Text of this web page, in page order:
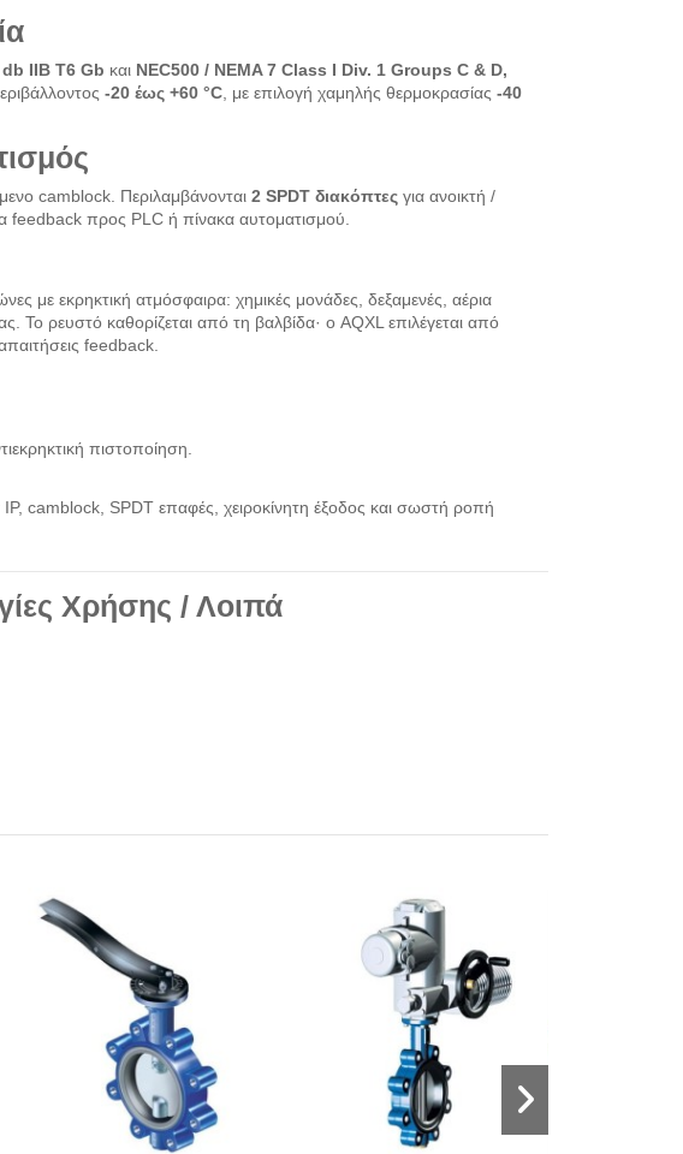
db IIB T6 Gb και NEC500 / NEMA 7 Class I Div. 1 Groups C & D,
-20 έως +60 °C, με επιλογή χαμηλής θερμοκρασίας -40
camblock. Περιλαμβάνονται 2 SPDT διακόπτεςγια ανοικτή /
feedback προς PLC ή πίνακα αυτοματισμού.
με εκρηκτική ατμόσφαιρα: χημικές μονάδες, δεξαμενές, αέρια
Το ρευστό καθορίζεται από τη βαλβίδα· ο AQXL επιλέγεται από
feedback.
πιστοποίηση.
camblock, SPDT επαφές, χειροκίνητη έξοδος και σωστή ροπή
Χρήσης / Λοιπά